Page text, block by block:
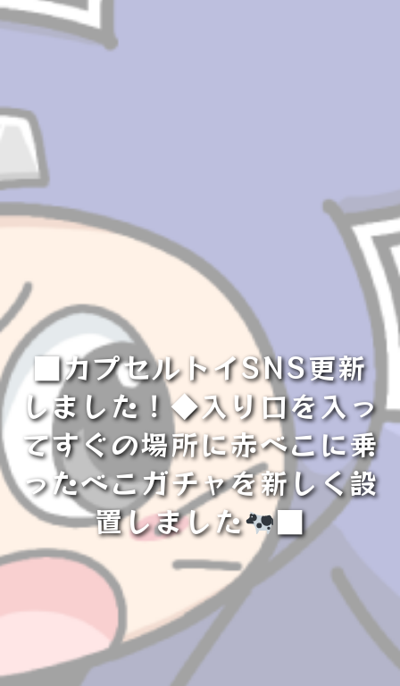
■カプセルトイSNS更新
しました！◆入り口を入っ
てすぐの場所に赤べこに乗
ったべこガチャを新しく設
置しました
■